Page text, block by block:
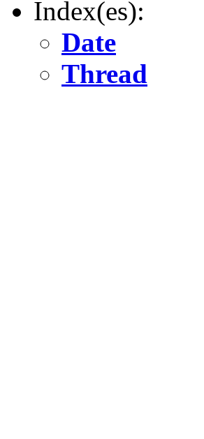
Index(es):
Date
Thread